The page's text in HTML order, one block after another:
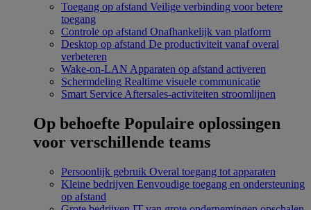
Toegang op afstand Veilige verbinding voor betere
toegang
Controle op afstand Onafhankelijk van platform
Desktop op afstand De productiviteit vanaf overal
verbeteren
Wake-on-LAN Apparaten op afstand activeren
Schermdeling Realtime visuele communicatie
Smart Service Aftersales-activiteiten stroomlijnen
Op behoefte Populaire oplossingen
voor verschillende teams
Persoonlijk gebruik Overal toegang tot apparaten
Kleine bedrijven Eenvoudige toegang en ondersteuning
op afstand